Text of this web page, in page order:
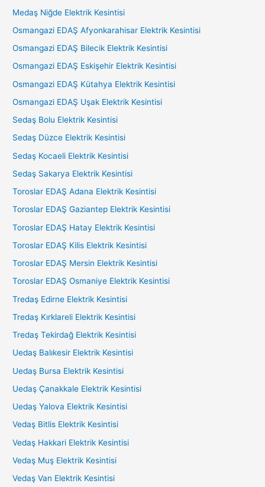
Medaş Niğde Elektrik Kesintisi
Osmangazi EDAŞ Afyonkarahisar Elektrik Kesintisi
Osmangazi EDAŞ Bilecik Elektrik Kesintisi
Osmangazi EDAŞ Eskişehir Elektrik Kesintisi
Osmangazi EDAŞ Kütahya Elektrik Kesintisi
Osmangazi EDAŞ Uşak Elektrik Kesintisi
Sedaş Bolu Elektrik Kesintisi
Sedaş Düzce Elektrik Kesintisi
Sedaş Kocaeli Elektrik Kesintisi
Sedaş Sakarya Elektrik Kesintisi
Toroslar EDAŞ Adana Elektrik Kesintisi
Toroslar EDAŞ Gaziantep Elektrik Kesintisi
Toroslar EDAŞ Hatay Elektrik Kesintisi
Toroslar EDAŞ Kilis Elektrik Kesintisi
Toroslar EDAŞ Mersin Elektrik Kesintisi
Toroslar EDAŞ Osmaniye Elektrik Kesintisi
Tredaş Edirne Elektrik Kesintisi
Tredaş Kırklareli Elektrik Kesintisi
Tredaş Tekirdağ Elektrik Kesintisi
Uedaş Balıkesir Elektrik Kesintisi
Uedaş Bursa Elektrik Kesintisi
Uedaş Çanakkale Elektrik Kesintisi
Uedaş Yalova Elektrik Kesintisi
Vedaş Bitlis Elektrik Kesintisi
Vedaş Hakkari Elektrik Kesintisi
Vedaş Muş Elektrik Kesintisi
Vedaş Van Elektrik Kesintisi